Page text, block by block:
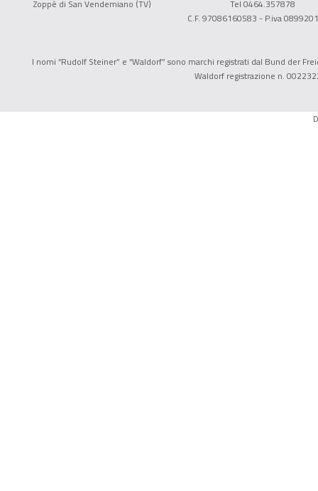
Zoppè di San Vendemiano (TV)
Tel 0464.357878
C.F. 97086160583 - P.iva
I nomi “Rudolf Steiner” e “Waldorf” sono marchi registrati dal Bund der
Waldorf registrazione n.